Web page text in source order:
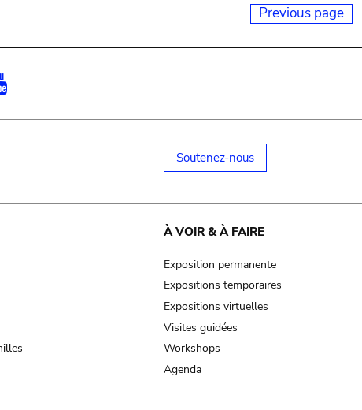
Previous page
Soutenez-nous
À VOIR & À FAIRE
Exposition permanente
Expositions temporaires
Expositions virtuelles
Visites guidées
Workshops
Agenda